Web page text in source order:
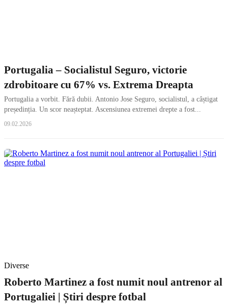
Portugalia – Socialistul Seguro, victorie
zdrobitoare cu 67% vs. Extrema Dreapta
Portugalia a vorbit. Fără dubii. Antonio Jose Seguro, socialistul, a câștigat
președinția. Un scor neașteptat. Ascensiunea extremei drepte a fost...
09.02.2026
Diverse
Roberto Martinez a fost numit noul antrenor al
Portugaliei | Știri despre fotbal